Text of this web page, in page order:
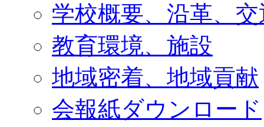
学校概要、沿革、
教育環境、施設
地域密着、地域貢献
会報紙ダウンロード